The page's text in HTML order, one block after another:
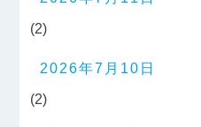
(2)
2026年7月10日
(2)